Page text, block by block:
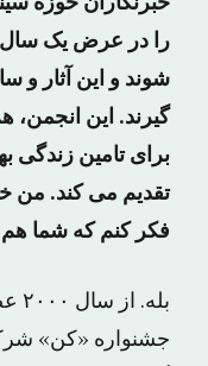
را در عرض یک سال
شوند و این آثار و
گیرند. این انجمن،
برای تامین زندگی
تقدیم می کند. من
فکر کنم که شما
جشنواره «کن»